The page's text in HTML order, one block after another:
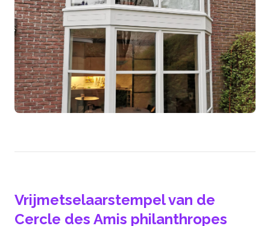
Vrijmetselaarstempel van de
Cercle des Amis philanthropes